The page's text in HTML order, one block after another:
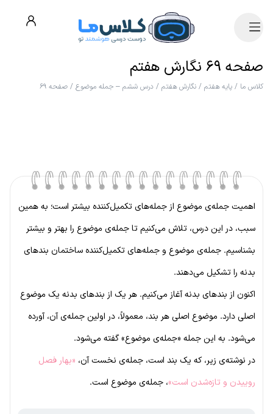
صفحه ۶۹ نگارش هفتم
کلاس ما / پایه هفتم / نگارش هفتم / درس ششم – جمله موضوع / صفحه ۶۹
اهمیت جمله‌ی موضوع از جمله‌های تکمیل‌کننده بیشتر است؛ به همین
سبب، در این درس، تلاش می‌کنیم تا جمله‌ی موضوع را بهتر و بیشتر
بشناسیم. جمله‌ی موضوع و جمله‌های تکمیل‌کننده ساختمان بندهای
بدنه را تشکیل می‌دهند.
اکنون از بندهای بدنه آغاز می‌کنیم. هر یک از بندهای بدنه یک موضوع
اصلی دارد. موضوع اصلی هر بند، معمولاً، در اولین جمله‌ی آن، آورده
می‌شود. به این جمله «جمله‌ی موضوع» گفته می‌شود.
در نوشته‌ی زیر، که یک بند است، جمله‌ی نخست آن، «بهار فصل
روییدن و تازه‌شدن است»، جمله‌ی موضوع است.